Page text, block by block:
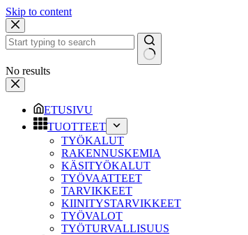
Skip to content
No results
ETUSIVU
TUOTTEET
TYÖKALUT
RAKENNUSKEMIA
KÄSITYÖKALUT
TYÖVAATTEET
TARVIKKEET
KIINITYSTARVIKKEET
TYÖVALOT
TYÖTURVALLISUUS